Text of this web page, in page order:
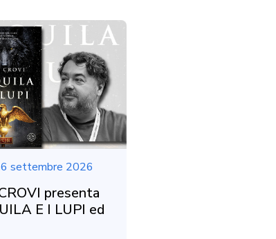
settembre 2026
presenta
E I LUPI ed